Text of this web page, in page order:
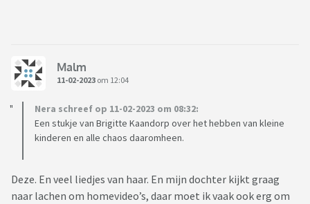
Malm
11-02-2023 om 12:04
Nera schreef op 11-02-2023 om 08:32:
Een stukje van Brigitte Kaandorp over het hebben van kleine
kinderen en alle chaos daaromheen.
Deze. En veel liedjes van haar. En mijn dochter kijkt graag
naar lachen om homevideo’s, daar moet ik vaak ook erg om